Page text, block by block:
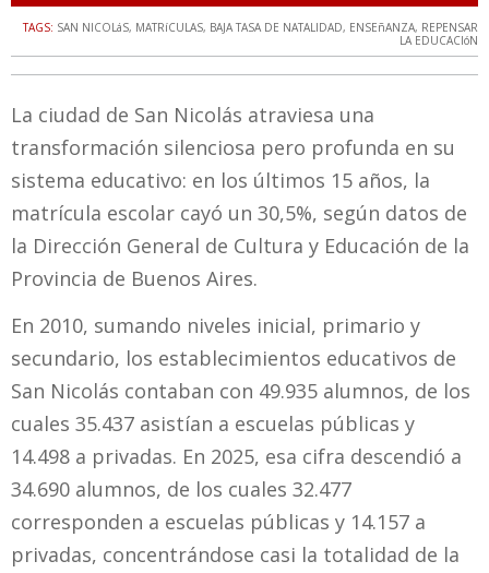
TAGS: SAN NICOLáS, MATRíCULAS, BAJA TASA DE NATALIDAD, ENSEñANZA, REPENSAR
LA EDUCACIóN
La ciudad de San Nicolás atraviesa una
transformación silenciosa pero profunda en su
sistema educativo: en los últimos 15 años, la
matrícula escolar cayó un 30,5%, según datos de
la Dirección General de Cultura y Educación de la
Provincia de Buenos Aires.
En 2010, sumando niveles inicial, primario y
secundario, los establecimientos educativos de
San Nicolás contaban con 49.935 alumnos, de los
cuales 35.437 asistían a escuelas públicas y
14.498 a privadas. En 2025, esa cifra descendió a
34.690 alumnos, de los cuales 32.477
corresponden a escuelas públicas y 14.157 a
privadas, concentrándose casi la totalidad de la